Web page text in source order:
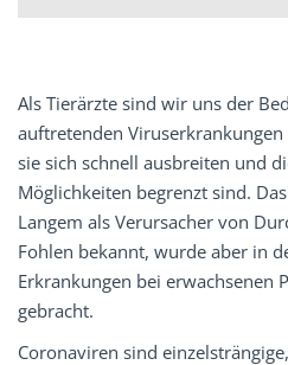
Als Tierärzte sind wir uns der
auftretenden
sie sich schnell ausbreiten und
Möglichkeiten begrenzt sind.
Langem als Verursacher von
Fohlen bekannt, wurde aber in
Erkrankungen bei erwachsenen
gebracht.
Coronaviren sind